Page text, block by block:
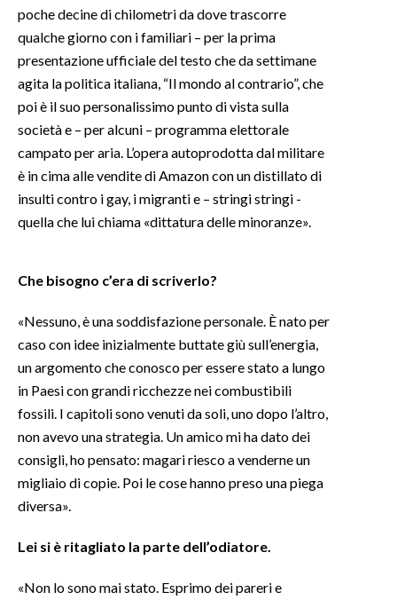
SARDI NEL MONDO
NOTIZIE
EVENTI
#CARAUNIONE
3 MINUTI CON
INSULARITÀ
NECROLOGI
PUBBLICITÀ
SPIAGGE
STORE
poche decine di chilometri da dove trascorre
qualche giorno con i familiari – per la prima
presentazione ufficiale del testo che da settimane
agita la politica italiana, “Il mondo al contrario”, che
poi è il suo personalissimo punto di vista sulla
società e – per alcuni – programma elettorale
campato per aria. L’opera autoprodotta dal militare
è in cima alle vendite di Amazon con un distillato di
insulti contro i gay, i migranti e – stringi stringi -
quella che lui chiama «dittatura delle minoranze».
Che bisogno c’era di scriverlo?
«Nessuno, è una soddisfazione personale. È nato per
caso con idee inizialmente buttate giù sull’energia,
un argomento che conosco per essere stato a lungo
in Paesi con grandi ricchezze nei combustibili
fossili. I capitoli sono venuti da soli, uno dopo l’altro,
non avevo una strategia. Un amico mi ha dato dei
consigli, ho pensato: magari riesco a venderne un
migliaio di copie. Poi le cose hanno preso una piega
diversa».
Lei si è ritagliato la parte dell’odiatore.
«Non lo sono mai stato. Esprimo dei pareri e